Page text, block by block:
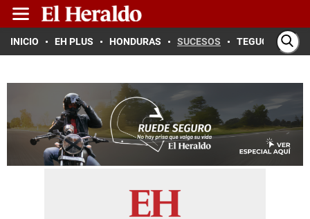
INICIO EH PLUS HONDURAS SUCESOS TEGUCIGALPA